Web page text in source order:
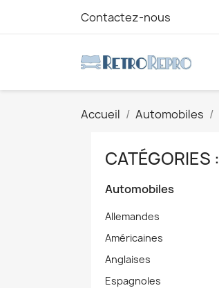
Contactez-nous
Accueil Automobiles
CATÉGORIES :
Automobiles
Allemandes
Américaines
Anglaises
Espagnoles